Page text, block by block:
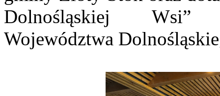
Dolnośląskiej Wsi”
Województwa